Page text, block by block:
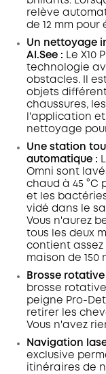
relève
de 12 mm pour
Un nettoyage
AI.See : Le X10
technologie
obstacles. Il
objets
chaussures,
l'application
nettoyage
Une station
automatique :
Omni sont
chaud à 45 °C
et les
vidé dans le
Vous n'aurez
tous les deux
contient assez
maison de 150
Brosse
brosse
peigne Pro-
retirer les
Vous n'avez
Navigation
exclusive
itinéraires de